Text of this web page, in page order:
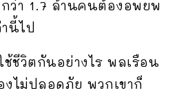
ว่า 1.7 ล้านคนต้องอพยพ
นี้ไป
ชีวิตกันอย่างไร พลเรือน
งไม่ปลอดภัย พวกเขาก็